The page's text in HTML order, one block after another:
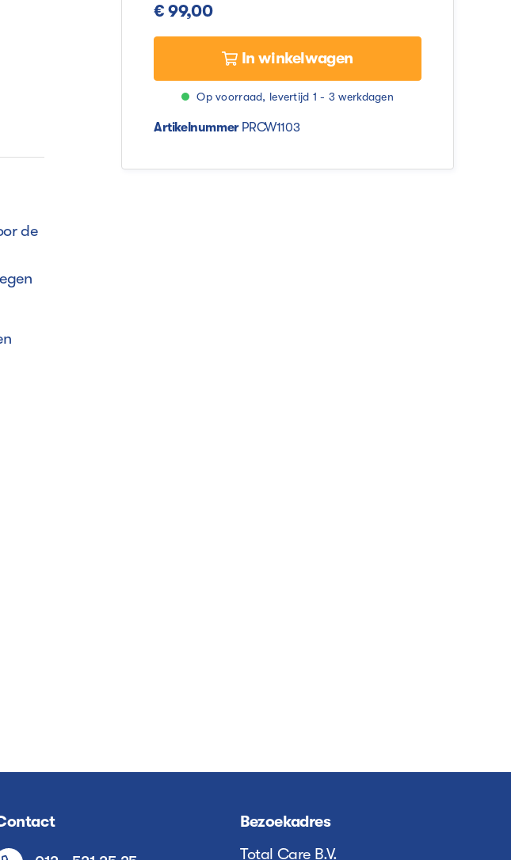
€ 99,00
In winkelwagen
Op voorraad, levertijd 1 - 3 werkdagen
Artikelnummer PRCW1103
de
Bezoekadres
Total Care B.V.